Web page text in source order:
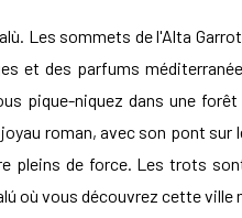
Les sommets de l'Alta
et des parfums
pique-niquez dans une
joyau roman, avec son pont
pleins de force. Les trots
où vous découvrez cette ville